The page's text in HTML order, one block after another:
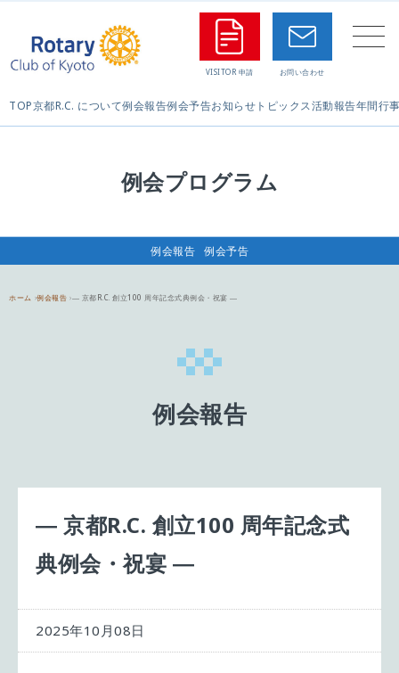
TOP京都R.C. について例会報告例会予告お知らせ トピックス活動報告年間行
例会プログラム
例会報告 例会予告
ホーム 例会報告 ― 京都R.C. 創立100 周年記念式典例会・祝宴 ―
例会報告
― 京都R.C. 創立100 周年記念式
典例会・祝宴 ―
2025年10月08日